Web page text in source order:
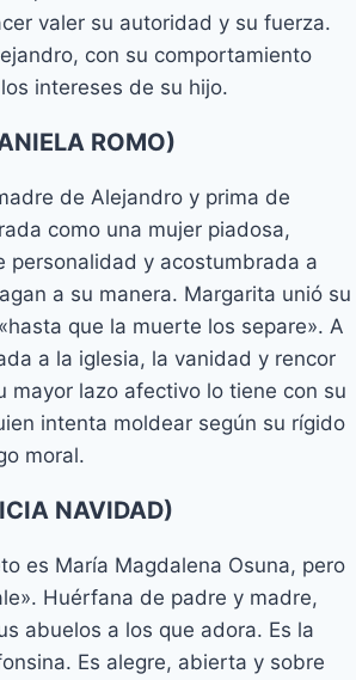
valer su autoridad y su fuerza.
con su comportamiento
intereses de su hijo.
ROMO)
de Alejandro y prima de
como una mujer piadosa,
personalidad y acostumbrada a
a su manera. Margarita unió su
que la muerte los separe». A
a la iglesia, la vanidad y rencor
mayor lazo afectivo lo tiene con su
intenta moldear según su rígido
moral.
NAVIDAD)
es María Magdalena Osuna, pero
Huérfana de padre y madre,
abuelos a los que adora. Es la
Es alegre, abierta y sobre